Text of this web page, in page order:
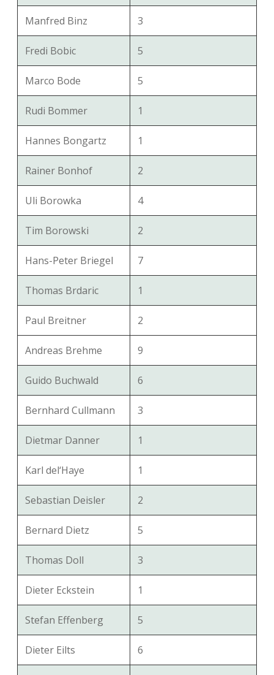
Manfred Binz 3
Fredi Bobic 5
Marco Bode 5
Rudi Bommer 1
Hannes Bongartz 1
Rainer Bonhof 2
Uli Borowka 4
Tim Borowski 2
Hans-Peter Briegel 7
Thomas Brdaric 1
Paul Breitner 2
Andreas Brehme 9
Guido Buchwald 6
Bernhard Cullmann 3
Dietmar Danner 1
Karl del‘Haye 1
Sebastian Deisler 2
Bernard Dietz 5
Thomas Doll 3
Dieter Eckstein 1
Stefan Effenberg 5
Dieter Eilts 6